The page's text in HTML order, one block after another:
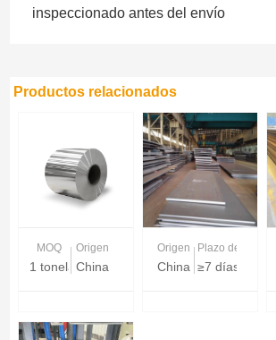
inspeccionado antes del envío
Productos relacionados
MOQ
1 tonelada
Origen
China
Origen
China
Plazo de entrega
≥7 días